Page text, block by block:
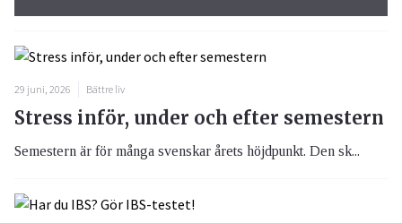
29 juni, 2026 Bättre liv
Stress inför, under och efter semestern
Semestern är för många svenskar årets höjdpunkt. Den sk...